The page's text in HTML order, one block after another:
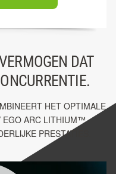
DAT
HET OPTIMALE
EGO ARC LITHIUM™
PRESTATIES.